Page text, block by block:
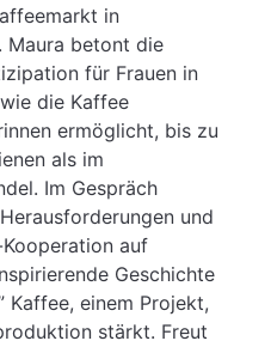
in
Maura betont die
für Frauen in
die Kaffee
ermöglicht, bis zu
als im
Im Gespräch
und
auf
Geschichte
Kaffee, einem Projekt,
stärkt. Freut